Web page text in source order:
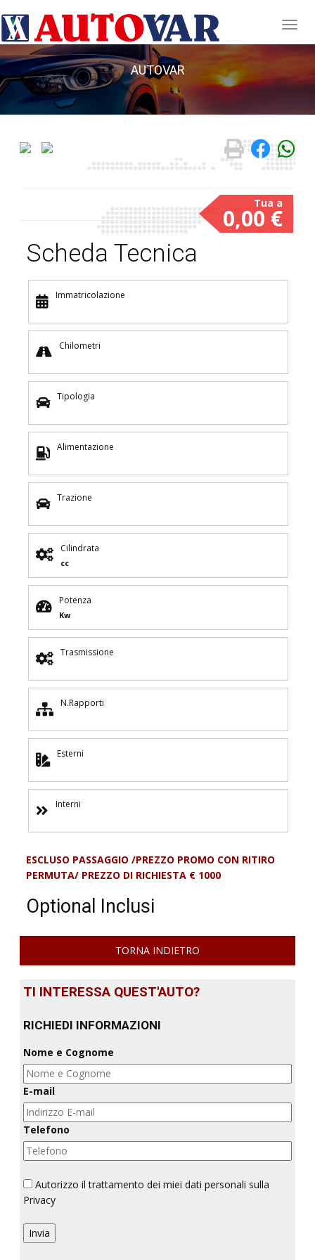
AUTOVAR
0,00 €
Scheda Tecnica
Immatricolazione
Chilometri
Tipologia
Alimentazione
Trazione
Cilindrata
cc
Potenza
Kw
Trasmissione
N.Rapporti
Esterni
Interni
ESCLUSO PASSAGGIO /PREZZO PROMO CON RITIRO
PERMUTA/ PREZZO DI RICHIESTA € 1000
Optional Inclusi
TORNA INDIETRO
TI INTERESSA QUEST'AUTO?
RICHIEDI INFORMAZIONI
Nome e Cognome
E-mail
Telefono
Autorizzo il trattamento dei miei dati personali sulla
Privacy